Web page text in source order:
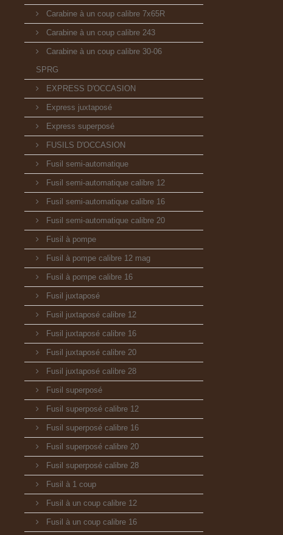
Carabine à un coup calibre 7x65R
Carabine à un coup calibre 243
Carabine à un coup calibre 30-06
SPRG
EXPRESS D'OCCASION
Express juxtaposé
Express superposé
FUSILS D'OCCASION
Fusil semi-automatique
Fusil semi-automatique calibre 12
Fusil semi-automatique calibre 16
Fusil semi-automatique calibre 20
Fusil à pompe
Fusil à pompe calibre 12 mag
Fusil à pompe calibre 16
Fusil juxtaposé
Fusil juxtaposé calibre 12
Fusil juxtaposé calibre 16
Fusil juxtaposé calibre 20
Fusil juxtaposé calibre 28
Fusil superposé
Fusil superposé calibre 12
Fusil superposé calibre 16
Fusil superposé calibre 20
Fusil superposé calibre 28
Fusil à 1 coup
Fusil à un coup calibre 12
Fusil à un coup calibre 16